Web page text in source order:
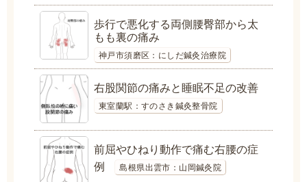
歩行で悪化する両側腰臀部から太
もも裏の痛み
神戸市須磨区：にしだ鍼灸治療院
右股関節の痛みと睡眠不足の改善
東室蘭駅：すのさき鍼灸整骨院
前屈やひねり動作で痛む右腰の症
例
島根県出雲市：山岡鍼灸院